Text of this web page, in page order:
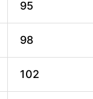
95
98
102